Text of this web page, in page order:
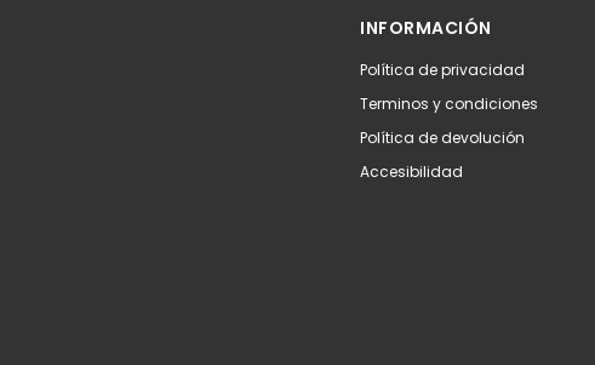
INFORMACIÓN
Política de privacidad
Terminos y condiciones
Política de devolución
Accesibilidad